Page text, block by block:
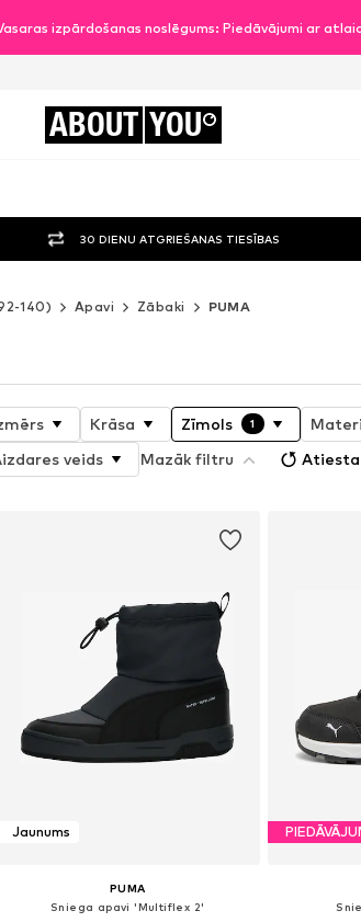
izpārdošanas noslēgums: Piedāvājumi ar
ABOUT YOU
30 DIENU ATGRIEŠANAS TIESĪBAS
140) Apavi Zābaki PUMA
Krāsa Zīmols 1
veids Mazāk filtru
Jaunums
PUMA
Sniega apavi 'Multiflex 2'